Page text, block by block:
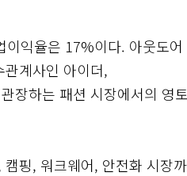
익율은 17%이다. 아웃도어
계사인 아이더,
장하는 패션 시장에서의 영
핑, 워크웨어, 안전화 시장